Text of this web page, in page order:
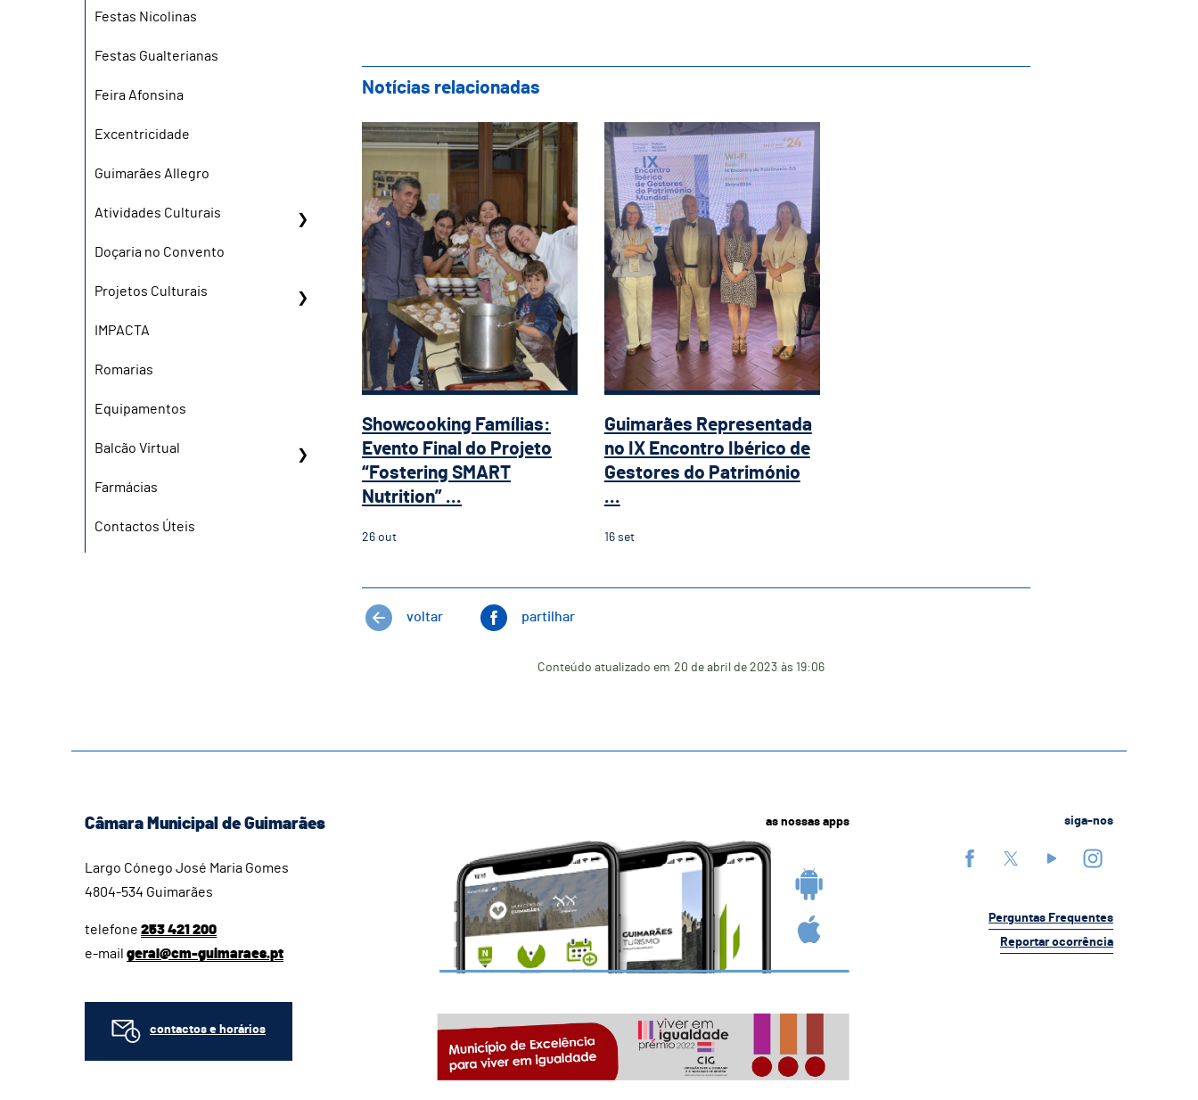
Festas Nicolinas
Festas Gualterianas
Feira Afonsina
Excentricidade
Guimarães Allegro
Atividades Culturais
Doçaria no Convento
Projetos Culturais
IMPACTA
Romarias
Equipamentos
Balcão Virtual
Farmácias
Contactos Úteis
Notícias relacionadas
Showcooking Famílias: Evento Final do Projeto “Fostering SMART Nutrition” com a Chef
Showcooking Famílias:
Evento Final do Projeto
“Fostering SMART
Nutrition” ...
26 out
Guimarães Representada no IX Encontro Ibérico de Gestores
Guimarães Representada
no IX Encontro Ibérico de
Gestores do Património
...
16 set
voltar partilhar
Conteúdo atualizado em 20 de abril de 2023 às 19:06
Câmara Municipal de Guimarães
Largo Cónego José Maria Gomes
4804-534 Guimarães
telefone 253 421 200
e-mail geral@cm-guimaraes.pt
contactos e horários
as nossas apps siga-nos
Perguntas Frequentes
Reportar ocorrência